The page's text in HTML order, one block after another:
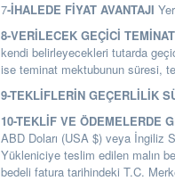
7-İHALEDE FİYAT AVANTAJI
8-VERİLECEK GEÇİCİ
kendi belirleyecekleri tutarda
ise teminat mektubunun süresi,
9-TEKLİFLERİN GEÇERLİLİK
10-TEKLİF VE ÖDEMELERDE
ABD Doları (USA $) veya İngiliz
Yükleniciye teslim edilen malın
bedeli fatura tarihindeki T.C.